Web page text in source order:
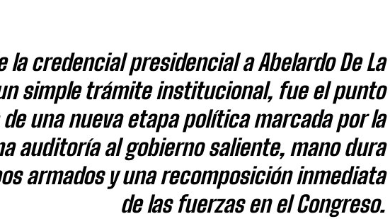
la credencial presidencial a Abelardo De La
simple trámite institucional, fue el punto
una nueva etapa política marcada por la
auditoría al gobierno saliente, mano dura
armados y una recomposición inmediata
de las fuerzas en el Congreso.